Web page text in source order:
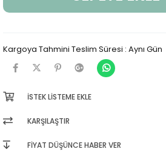
Kargoya Tahmini Teslim Süresi : Aynı Gün
İSTEK LISTEME EKLE
KARŞILAŞTIR
FIYAT DÜŞÜNCE HABER VER